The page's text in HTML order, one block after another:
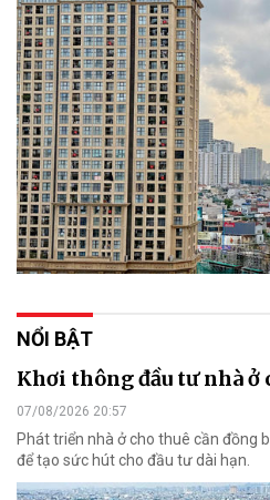
NỔI BẬT
Khơi thông đầu tư nhà ở
07/08/2026 20:57
Phát triển nhà ở cho thuê cần đồng
để tạo sức hút cho đầu tư dài hạn.